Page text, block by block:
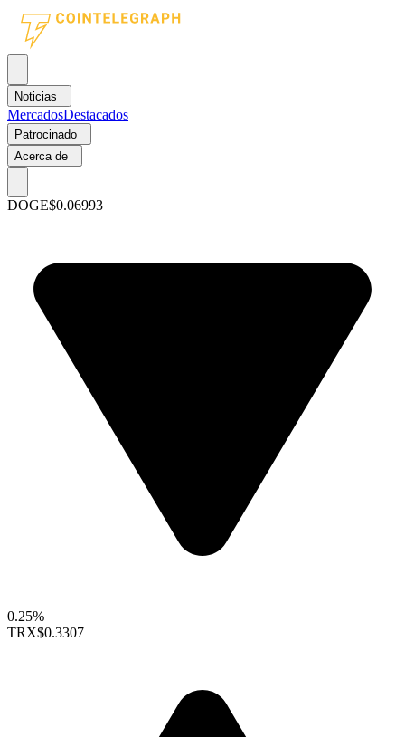
Noticias
MercadosDestacados
Patrocinado
Acerca de
DOGE$0.06993
0.25%
TRX$0.3307